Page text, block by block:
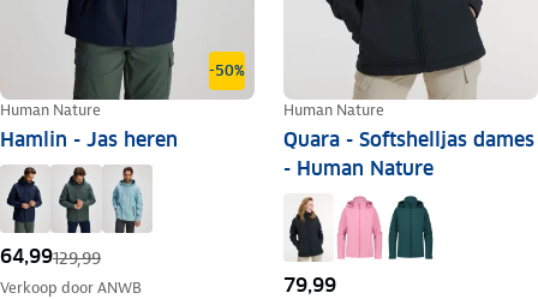
-50%
Human Nature
Hamlin - Jas heren
64,99129,99
Verkoop doorANWB
Human Nature
Quara - Softshelljas dames
- Human Nature
79,99